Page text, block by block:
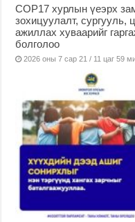
COP17 хурлын үеэрх
зохицуулалт, сургууль,
ажиллах хуваарийг
болголоо
2026 оны 7 сар 21 / 11 цаг 59